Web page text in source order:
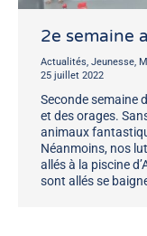
2e semaine
Actualités, Jeunesse,
25 juillet 2022
Seconde semaine
et des orages.
animaux
Néanmoins, nos
allés à la piscine
sont allés se